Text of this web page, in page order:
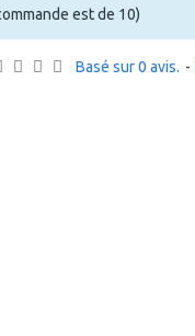
Basé sur 0 avis. -
est de 10)